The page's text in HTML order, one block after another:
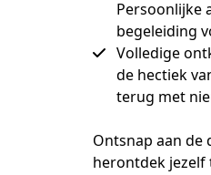
Persoonlijke
begeleiding
Volledige
de hectiek
terug met
Ontsnap aan de
herontdek jezelf